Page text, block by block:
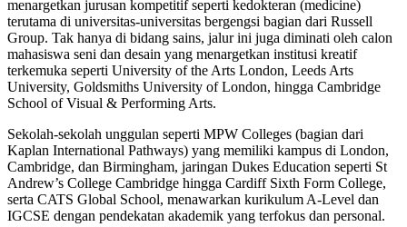
menargetkan jurusan kompetitif seperti kedokteran (medicine)
terutama di universitas-universitas bergengsi bagian dari Russell
Group. Tak hanya di bidang sains, jalur ini juga diminati oleh calon
mahasiswa seni dan desain yang menargetkan institusi kreatif
terkemuka seperti University of the Arts London, Leeds Arts
University, Goldsmiths University of London, hingga Cambridge
School of Visual & Performing Arts.
Sekolah-sekolah unggulan seperti MPW Colleges (bagian dari
Kaplan International Pathways) yang memiliki kampus di London,
Cambridge, dan Birmingham, jaringan Dukes Education seperti St
Andrew’s College Cambridge hingga Cardiff Sixth Form College,
serta CATS Global School, menawarkan kurikulum A-Level dan
IGCSE dengan pendekatan akademik yang terfokus dan personal.